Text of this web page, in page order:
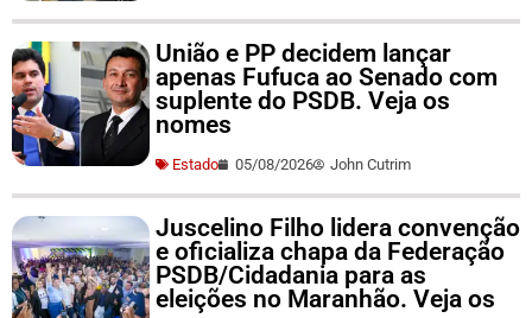
União e PP decidem lançar
apenas Fufuca ao Senado com
suplente do PSDB. Veja os
nomes
Estado 05/08/2026 John Cutrim
Juscelino Filho lidera convenção
e oficializa chapa da Federação
PSDB/Cidadania para as
eleições no Maranhão. Veja os